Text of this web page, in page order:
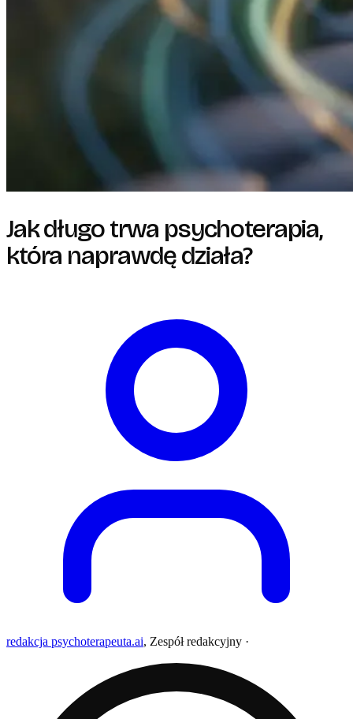
Jak długo trwa psychoterapia,
która naprawdę działa?
redakcja psychoterapeuta.ai, Zespół redakcyjny ·